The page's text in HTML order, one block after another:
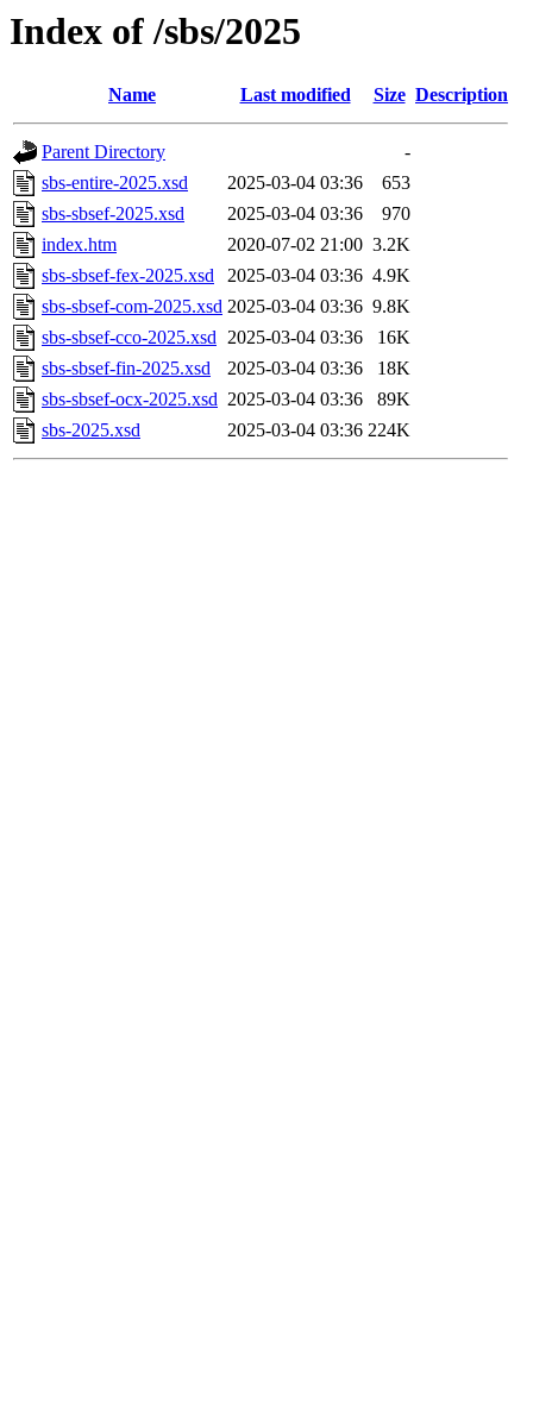
Index of /sbs/2025
Name Last modified Size Description
Parent Directory
-
sbs-entire-2025.xsd
2025-03-04 03:36
653
sbs-sbsef-2025.xsd
2025-03-04 03:36
970
index.htm
2020-07-02 21:00 3.2K
sbs-sbsef-fex-2025.xsd
2025-03-04 03:36 4.9K
sbs-sbsef-com-2025.xsd 2025-03-04 03:36 9.8K
sbs-sbsef-cco-2025.xsd 2025-03-04 03:36
16K
sbs-sbsef-fin-2025.xsd
2025-03-04 03:36
18K
sbs-sbsef-ocx-2025.xsd 2025-03-04 03:36
89K
sbs-2025.xsd
2025-03-04 03:36 224K